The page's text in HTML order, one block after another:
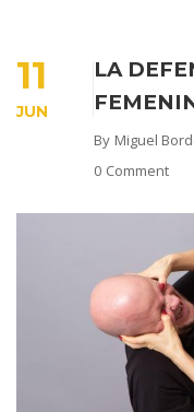
11
JUN
LA
By Miguel
0 Comment